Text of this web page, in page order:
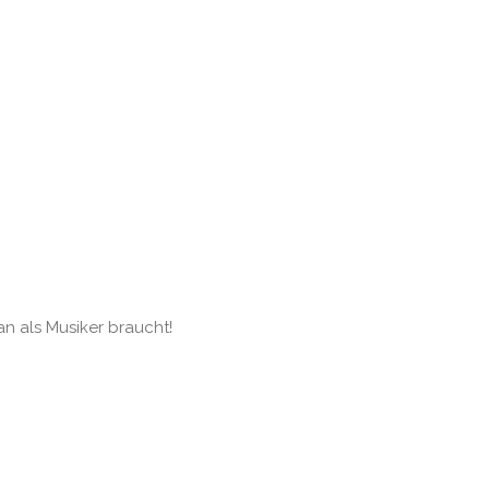
als Musiker braucht!